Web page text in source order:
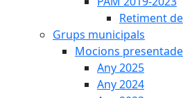
Retiment
Grups municipals
Mocions
Any 2025
Any 2024